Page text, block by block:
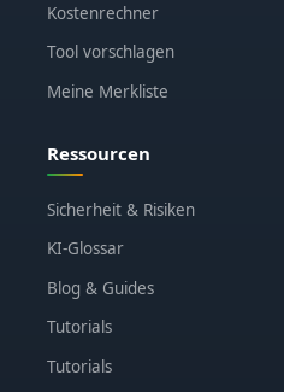
Kostenrechner
Tool vorschlagen
Meine Merkliste
Ressourcen
Sicherheit & Risiken
KI-Glossar
Blog & Guides
Tutorials
Tutorials